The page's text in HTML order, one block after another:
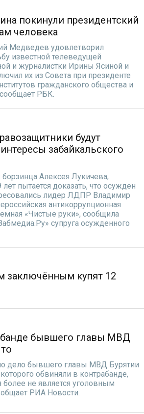
покинули президентский
человека
Медведев удовлетворил
известной телеведущей
и журналистки Ирины Ясиной и
их из Совета при президенте
гражданского общества и
РБК.
будут
забайкальского
Алексея Лукичева,
пытается доказать, что осужден
лидер ЛДПР Владимир
антикоррупционная
«Чистые руки», сообщила
супруга осужденного
заключённым купят 12
бывшего главы МВД
дело бывшего главы МВД Бурятии
обвиняли в контрабанде,
более не является уголовным
РИА Новости.